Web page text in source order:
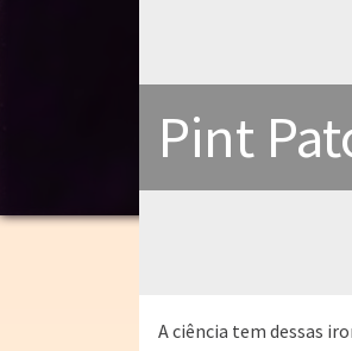
Pint
A ciência tem dessas